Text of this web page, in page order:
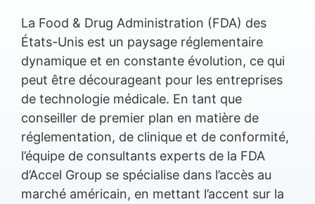
La Food & Drug Administration (FDA) des
États-Unis est un paysage réglementaire
dynamique et en constante évolution, ce qui
peut être décourageant pour les entreprises
de technologie médicale. En tant que
conseiller de premier plan en matière de
réglementation, de clinique et de conformité,
l’équipe de consultants experts de la FDA
d’Accel Group se spécialise dans l’accès au
marché américain, en mettant l’accent sur la